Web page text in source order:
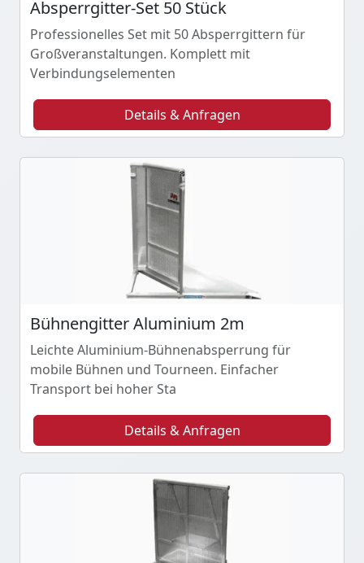
Absperrgitter-Set 50 Stück
Professionelles Set mit 50 Absperrgittern für
Großveranstaltungen. Komplett mit
Verbindungselementen
Details & Anfragen
Bühnengitter Aluminium 2m
Leichte Aluminium-Bühnenabsperrung für
mobile Bühnen und Tourneen. Einfacher
Transport bei hoher Sta
Details & Anfragen